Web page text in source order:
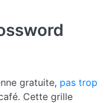
gratuite, pas trop
Cette grille